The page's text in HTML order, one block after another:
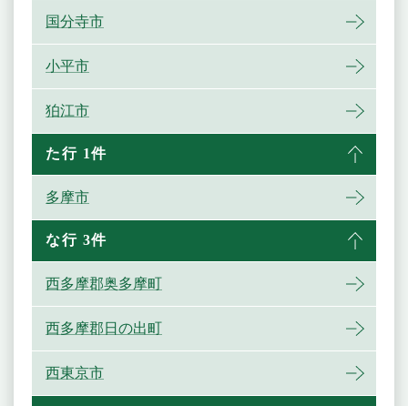
国分寺市
小平市
狛江市
た行 1件
多摩市
な行 3件
西多摩郡奥多摩町
西多摩郡日の出町
西東京市